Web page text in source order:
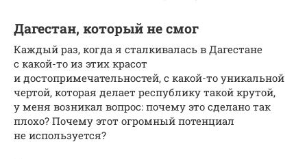
Дагестан, который не смог
Каждый раз, когда я сталкивалась в Дагестане
с какой-то из этих красот
и достопримечательностей, с какой-то уникальной
чертой, которая делает республику такой крутой,
у меня возникал вопрос: почему это сделано так
плохо? Почему этот огромный потенциал
не используется?